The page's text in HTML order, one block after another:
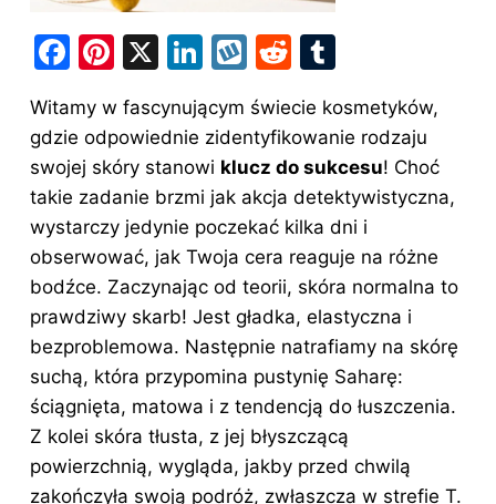
F
c
e
b
o
o
k
Pi
er
e
st
X
Li
k
e
dI
n
W
k
o
p
R
d
di
t
m
bl
r
Witamy w fascynującym świecie kosmetyków,
gdzie odpowiednie zidentyfikowanie rodzaju
swojej skóry stanowi klucz do sukcesu! Choć
takie zadanie brzmi jak akcja detektywistyczna,
wystarczy jedynie poczekać kilka dni i
obserwować, jak Twoja cera reaguje na różne
bodźce. Zaczynając od teorii, skóra normalna to
prawdziwy skarb! Jest gładka, elastyczna i
bezproblemowa. Następnie natrafiamy na skórę
suchą, która przypomina pustynię Saharę:
ściągnięta, matowa i z tendencją do łuszczenia.
Z kolei skóra tłusta, z jej błyszczącą
powierzchnią, wygląda, jakby przed chwilą
zakończyła swoją podróż, zwłaszcza w strefie T.